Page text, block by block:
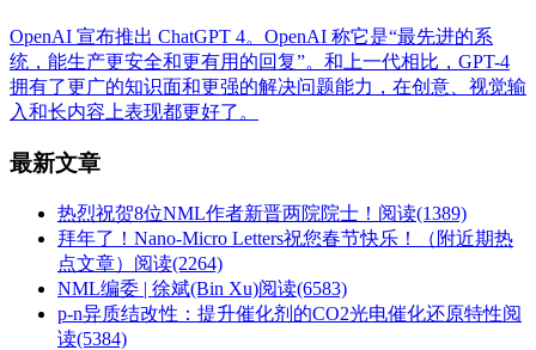
OpenAI 宣布推出 ChatGPT 4。OpenAI 称它是“最先进的系
统，能生产更安全和更有用的回复”。和上一代相比，GPT-4
拥有了更广的知识面和更强的解决问题能力，在创意、视觉输
入和长内容上表现都更好了。
最新文章
热烈祝贺8位NML作者新晋两院院士！ 阅读(1389)
拜年了！Nano-Micro Letters祝您春节快乐！（附近期热
点文章） 阅读(2264)
NML编委 | 徐斌(Bin Xu)阅读(6583)
p-n异质结改性：提升催化剂的CO2光电催化还原特性阅
读(5384)